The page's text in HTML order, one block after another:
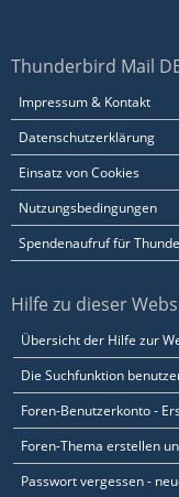
Thunderbird Mail
Impressum & Kontakt
Datenschutzerklärung
Einsatz von Cookies
Nutzungsbedingungen
Spendenaufruf für
Hilfe zu dieser
Übersicht der Hilfe zur
Die Suchfunktion
Foren-Benutzerkonto -
Foren-Thema erstellen
Passwort vergessen -